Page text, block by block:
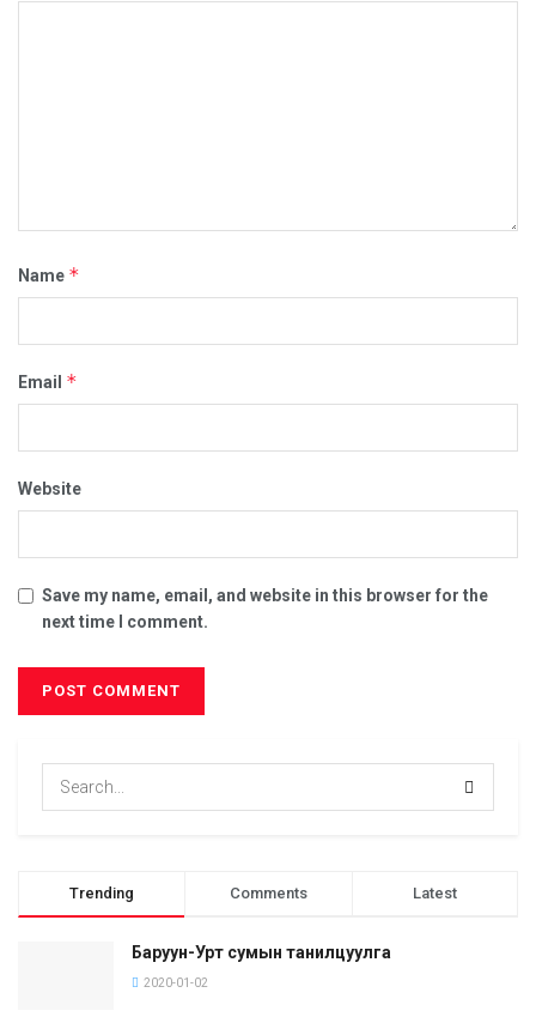
Name *
Email *
Website
Save my name, email, and website in this browser for the
next time I comment.
Trending Comments Latest
Баруун-Урт сумын танилцуулга
2020-01-02